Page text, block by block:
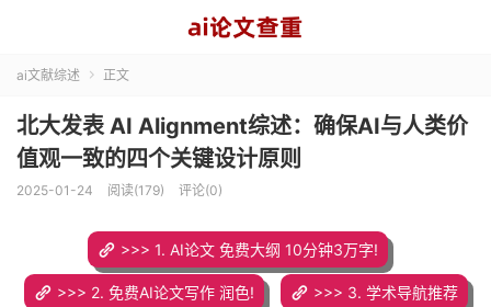
ai文献综述  正文
​北大发表 AI Alignment综述：确保AI与人类价
值观一致的四个关键设计原则
2025-01-24 阅读(179) 评论(0)
>>> 1. AI论文 免费大纲 10分钟3万字!
>>> 2. 免费AI论文写作 润色! >>> 3. 学术导航推荐